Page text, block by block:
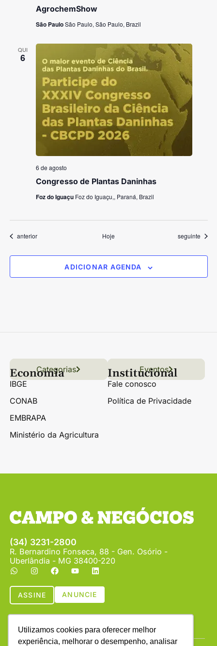
Utilizamos cookies para oferecer melhor
experiência, melhorar o desempenho, analisar
AgrochemShow
São PauloSão Paulo, São Paulo, Brazil
QUI
6
Congresso de Plantas Daninhas
6 de agosto
Foz do Iguaçu Foz do Iguaçu,, Paraná, Brazil
Eventos
anterior Hoje Eventos
seguinte
ADICIONAR AGENDA
Links úteis
Conteúdo Grãos
Florestas Hortifrúti
Categorias Eventos
Economia
IBGE
CONAB
EMBRAPA
Ministério da Agricultura
Institucional
Fale conosco
Política de Privacidade
(34) 3231-2800
R. Bernardino Fonseca, 88 - Gen. Osório -
Uberlândia - MG 38400-220
ASSINE ANUNCIE